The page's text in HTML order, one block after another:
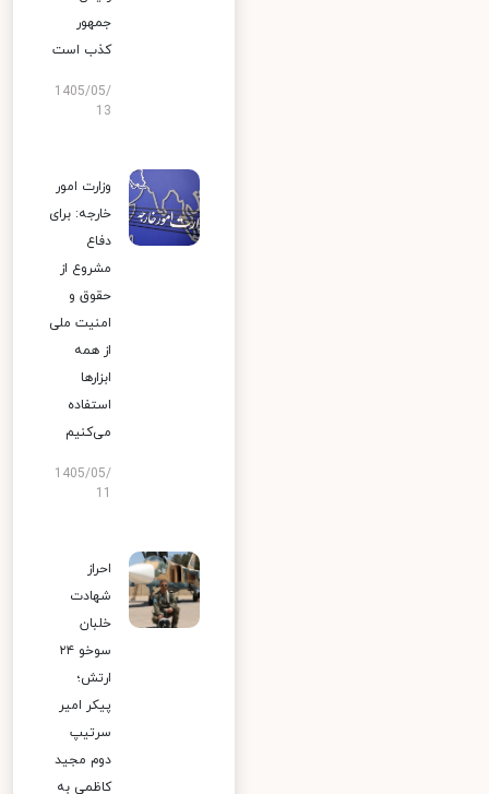
جمهور
کذب است
1405/05/
13
وزارت امور
خارجه: برای
دفاع
مشروع از
حقوق و
امنیت ملی
از همه
ابزارها
استفاده
می‌کنیم
1405/05/
احراز
شهادت
خلبان
سوخو ۲۴
ارتش؛
پیکر امیر
سرتیپ
دوم مجید
کاظمی به